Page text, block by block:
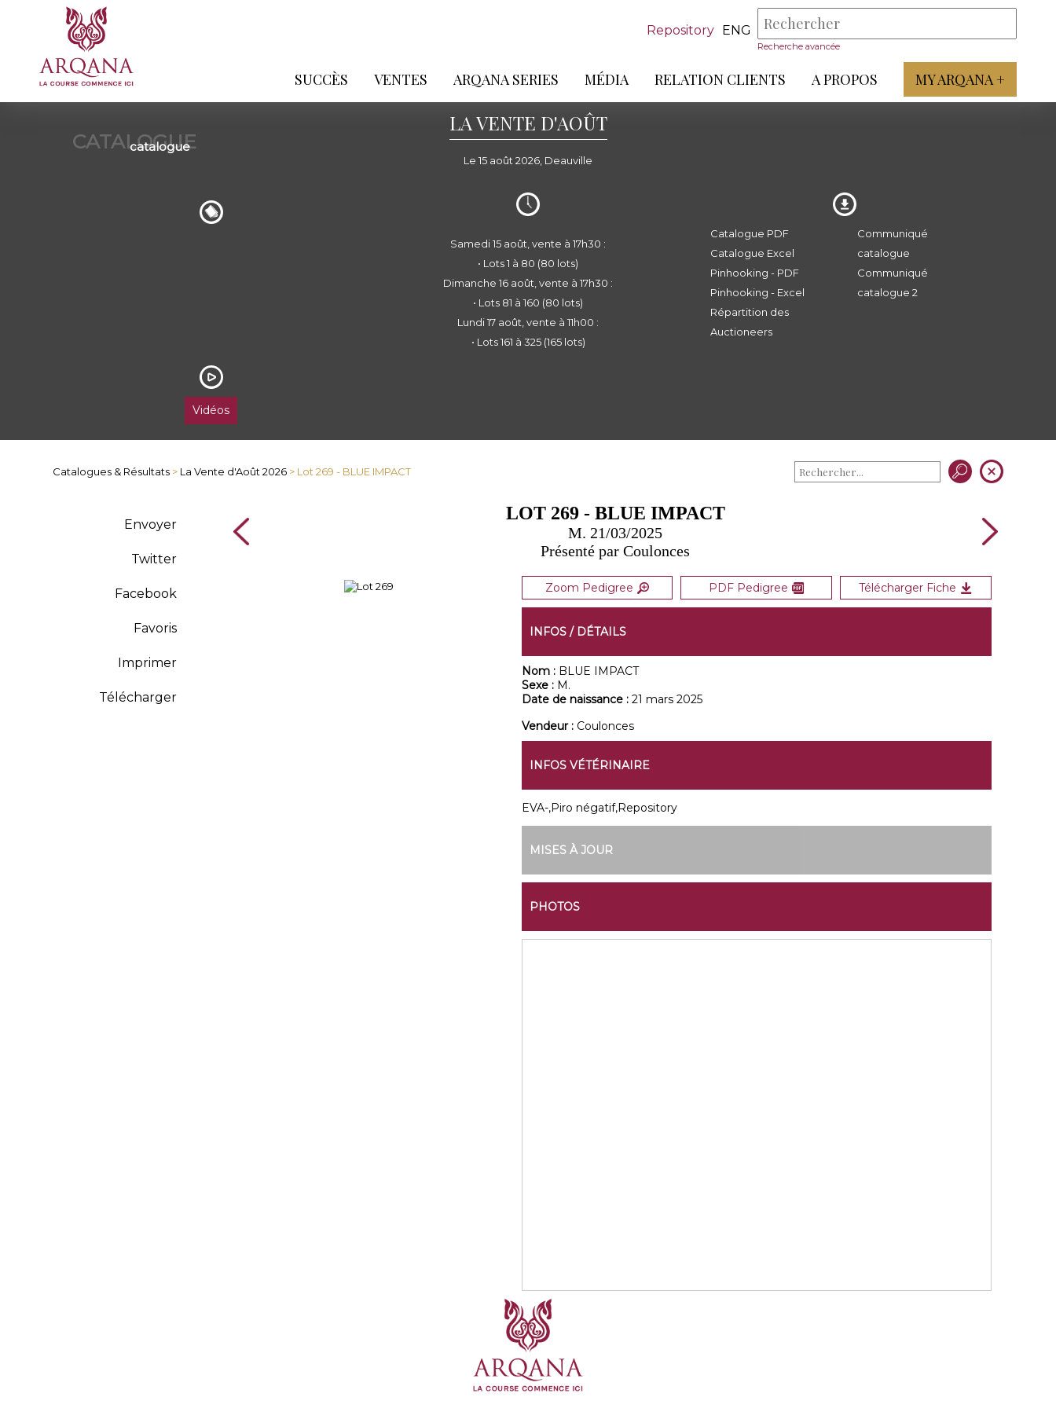
Repository ENG
Recherche avancée
SUCCÈS VENTES ARQANA SERIES MÉDIA RELATION CLIENTS A PROPOS MY ARQANA +
CATALOGUE
catalogue
LA VENTE D'AOÛT
Le 15 août 2026, Deauville
Vidéos
Samedi 15 août, vente à 17h30 :
• Lots 1 à 80 (80 lots)
Dimanche 16 août, vente à 17h30 :
• Lots 81 à 160 (80 lots)
Lundi 17 août, vente à 11h00 :
• Lots 161 à 325 (165 lots)
Catalogue PDF
Catalogue Excel
Pinhooking - PDF
Pinhooking - Excel
Répartition des
Auctioneers
Communiqué
catalogue
Communiqué
catalogue 2
Catalogues & Résultats > La Vente d'Août 2026 > Lot 269 - BLUE IMPACT
Envoyer
Twitter
Facebook
Favoris
Imprimer
Télécharger
LOT 269 - BLUE IMPACT
M. 21/03/2025
Présenté par Coulonces
Zoom Pedigree PDF Pedigree Télécharger Fiche
INFOS / DÉTAILS
Nom : BLUE IMPACT
Sexe : M.
Date de naissance : 21 mars 2025
Vendeur : Coulonces
INFOS VÉTÉRINAIRE
EVA-,Piro négatif,Repository
MISES À JOUR
PHOTOS